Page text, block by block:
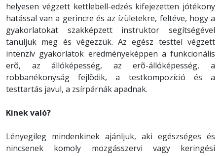
helyesen végzett kettlebell-edzés kifejezetten jótékony
hatással van a gerincre és az ízületekre, feltéve, hogy a
gyakorlatokat szakképzett instruktor segítségével
tanuljuk meg és végezzük. Az egész testtel végzett
intenzív gyakorlatok eredményeképpen a funkcionális
erõ, az állóképesség, az erõ-állóképesség, a
robbanékonyság fejlõdik, a testkompozíció és a
testtartás javul, a zsírpárnák apadnak.
Kinek való?
Lényegileg mindenkinek ajánljuk, aki egészséges és
nincsenek komoly mozgásszervi vagy keringési